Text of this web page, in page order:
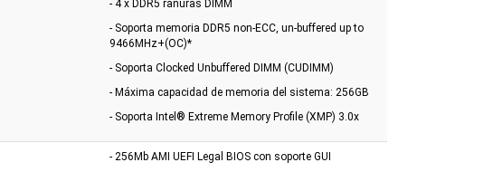
Bl Ddr5 16gb 6000 Cl30 Bk
Black
- 4 x DDR5 ranuras DIMM
- Soporta memoria DDR5 non-ECC, un-buffered up to
9466MHz+(OC)*
- Soporta Clocked Unbuffered DIMM (CUDIMM)
- Máxima capacidad de memoria del sistema: 256GB
- Soporta Intel® Extreme Memory Profile (XMP) 3.0x
- 256Mb AMI UEFI Legal BIOS con soporte GUI